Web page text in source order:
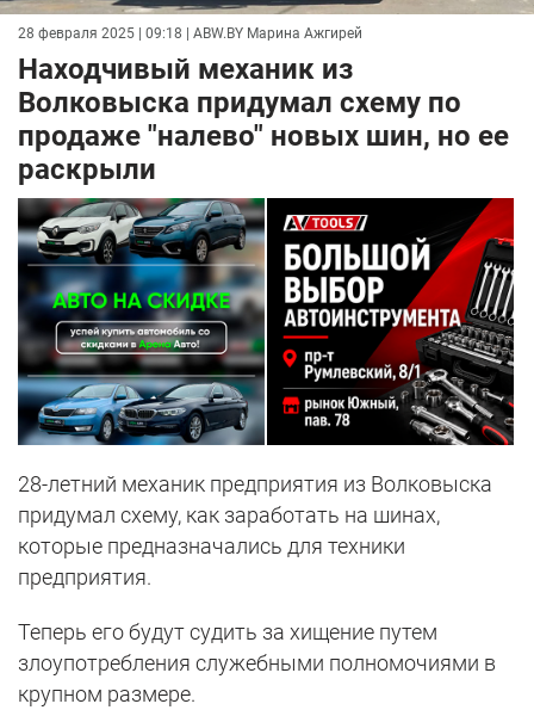
28 февраля 2025 | 09:18 | ABW.BY Марина Ажгирей
Находчивый механик из
Волковыска придумал схему по
продаже "налево" новых шин, но ее
раскрыли
28-летний механик предприятия из Волковыска
придумал схему, как заработать на шинах,
которые предназначались для техники
предприятия.
Теперь его будут судить за хищение путем
злоупотребления служебными полномочиями в
крупном размере.